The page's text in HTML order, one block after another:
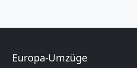
Europa-Umzüge